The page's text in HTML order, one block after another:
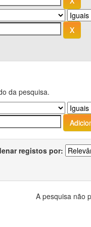
da pesquisa.
registos por:
A pesquisa não